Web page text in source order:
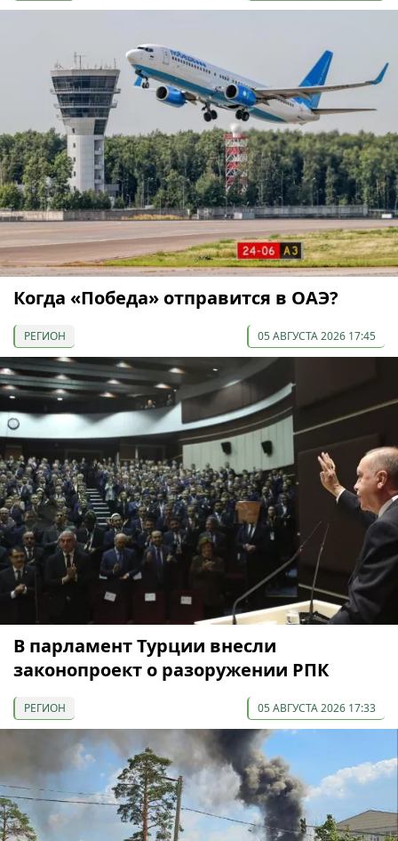
Когда «Победа» отправится в ОАЭ?
РЕГИОН 05 АВГУСТА 2026 17:45
В парламент Турции внесли
законопроект о разоружении РПК
РЕГИОН 05 АВГУСТА 2026 17:33